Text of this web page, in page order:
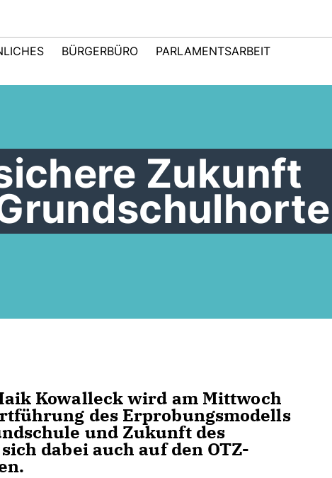
BÜRGERBÜRO PARLAMENTSARBEIT
Zukunft
Kowalleck wird am Mittwoch
des Erprobungsmodells
und Zukunft des
dabei auch auf den OTZ-